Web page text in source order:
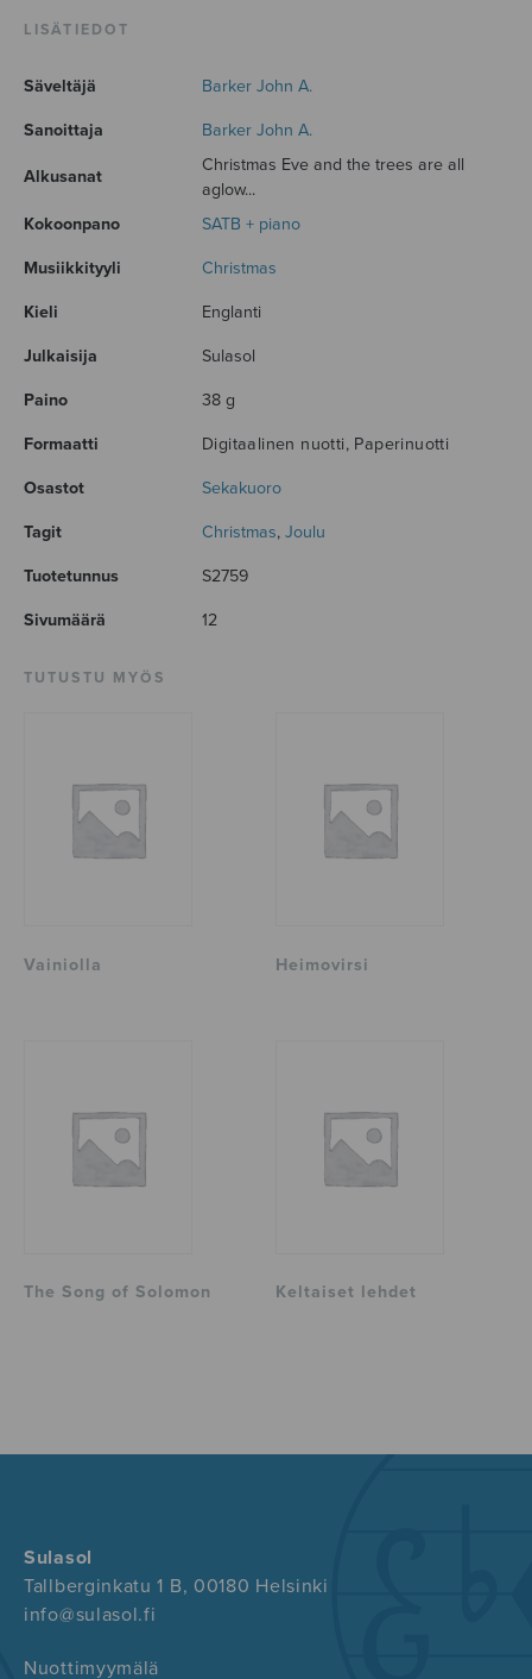
LISÄTIEDOT
Säveltäjä Barker John A.
Sanoittaja Barker John A.
Alkusanat
Christmas Eve and the trees are all
aglow...
Kokoonpano
SATB + piano
Musiikkityyli Christmas
Kieli Englanti
Julkaisija Sulasol
Paino 38 g
Formaatti Digitaalinen nuotti, Paperinuotti
Osastot Sekakuoro
Tagit Christmas, Joulu
Tuotetunnus S2759
Sivumäärä 12
TUTUSTU MYÖS
Vainiolla Heimovirsi
The Song of Solomon Keltaiset lehdet
Sulasol
Tallberginkatu 1 B, 00180 Helsinki
info@sulasol.fi
Nuottimyymälä